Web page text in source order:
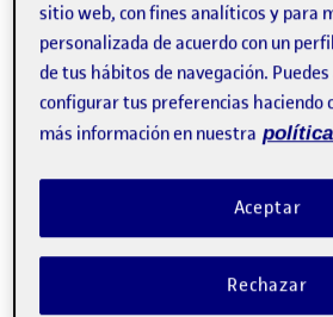
Semestre 20221 - Aula 3 Javier
Javier Giner
REFLEXIÓN FINAL
Publicado por
Javier Giner Casas
Fecha de publicación
-1 comentario
Buenas tardes compañeros y
comienza también acaba. En el día de
aprendizaje en la asignatura de (TIC) y
experiencia que nos ha aportado
sitio web, con fines analíticos y para
personalizada de acuerdo con un
de tus hábitos de navegación.
configurar tus preferencias haciendo
más información en nuestra
Rechazar
Aceptar